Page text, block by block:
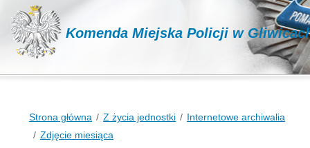
Komenda Miejska Policji w
Strona główna Z życia jednostki
Internetowe archiwalia
Zdjęcie miesiąca